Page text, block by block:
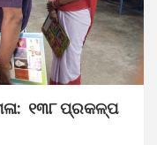
୧୩୮ ପ୍ରକଳ୍ପ